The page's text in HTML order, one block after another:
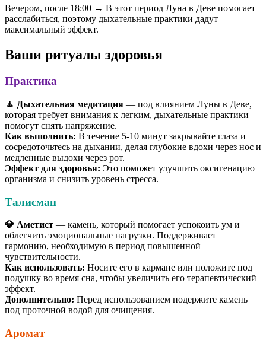
Вечером, после 18:00 → В этот период Луна в Деве помогает
расслабиться, поэтому дыхательные практики дадут
максимальный эффект.
Ваши ритуалы здоровья
Практика
🧘 Дыхательная медитация — под влиянием Луны в Деве,
которая требует внимания к легким, дыхательные практики
помогут снять напряжение.
Как выполнить: В течение 5-10 минут закрывайте глаза и
сосредоточьтесь на дыхании, делая глубокие вдохи через нос и
медленные выдохи через рот.
Эффект для здоровья: Это поможет улучшить оксигенацию
организма и снизить уровень стресса.
Талисман
💎 Аметист — камень, который помогает успокоить ум и
облегчить эмоциональные нагрузки. Поддерживает
гармонию, необходимую в период повышенной
чувствительности.
Как использовать: Носите его в кармане или положите под
подушку во время сна, чтобы увеличить его терапевтический
эффект.
Дополнительно: Перед использованием подержите камень
под проточной водой для очищения.
Аромат